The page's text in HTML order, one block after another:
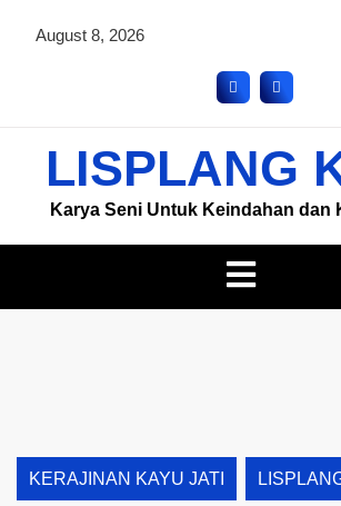
August 8, 2026
LISPLANG
Karya Seni Untuk Keindahan dan
KERAJINAN KAYU JATI